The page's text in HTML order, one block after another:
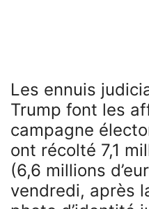
Les ennuis
Trump font les
campagne
ont récolté 7,1
(6,6 millions
vendredi, après